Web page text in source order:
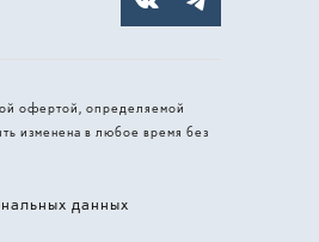
офертой, определяемой
изменена в любое время без
данных